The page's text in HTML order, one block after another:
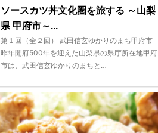
ソースカツ丼文化圏を旅する ～山梨
県 甲府市～...
第１回（全２回） 武田信玄ゆかりのまち甲府市
昨年開府500年を迎えた山梨県の県庁所在地甲府
市は、武田信玄ゆかりのまちと…